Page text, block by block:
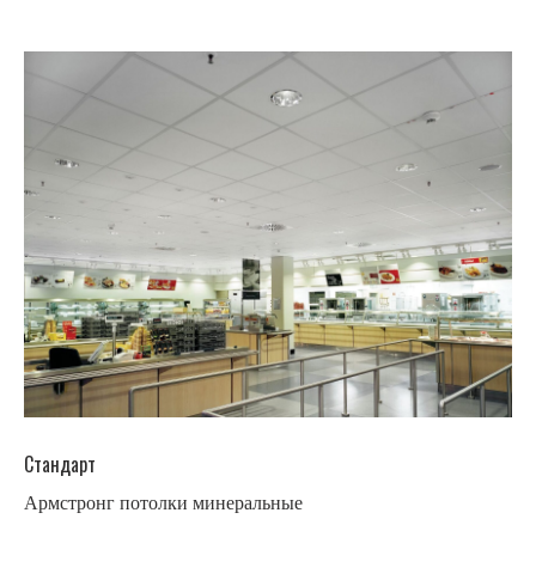
Стандарт
Армстронг потолки минеральные